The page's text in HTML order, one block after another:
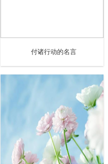
一般人来说，一天睡眠八
其实也不算少。
亵渎的事情。一个不守约的
足的骗子，他周围的整个
“一个人如果根本不在乎别
和偷别人的钱有什么两样
五美元有什么不同呢？况
美元要多得多。”
付诸行动的名言